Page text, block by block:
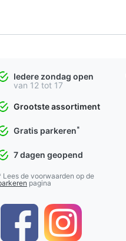
Iedere zondag open
van 12 tot 17
Grootste assortiment
Gratis parkeren*
7 dagen geopend
Lees de voorwaarden op de
pagina